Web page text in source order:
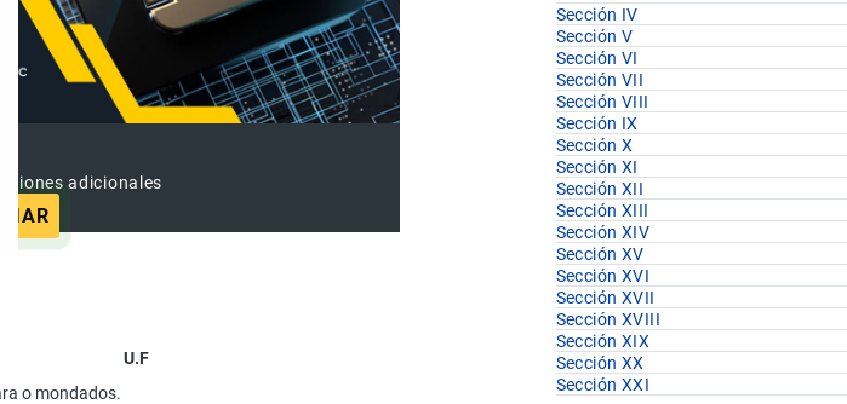
adicionales
U.F
o mondados.
Sección IV
Sección V
Sección VI
Sección VII
Sección VIII
Sección IX
Sección X
Sección XI
Sección XII
Sección XIII
Sección XIV
Sección XV
Sección XVI
Sección XVII
Sección XVIII
Sección XIX
Sección XX
Sección XXI